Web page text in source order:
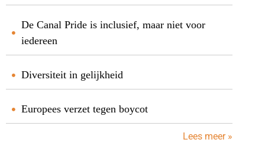
De Canal Pride is inclusief, maar niet voor
iedereen
Diversiteit in gelijkheid
Europees verzet tegen boycot
Lees meer »